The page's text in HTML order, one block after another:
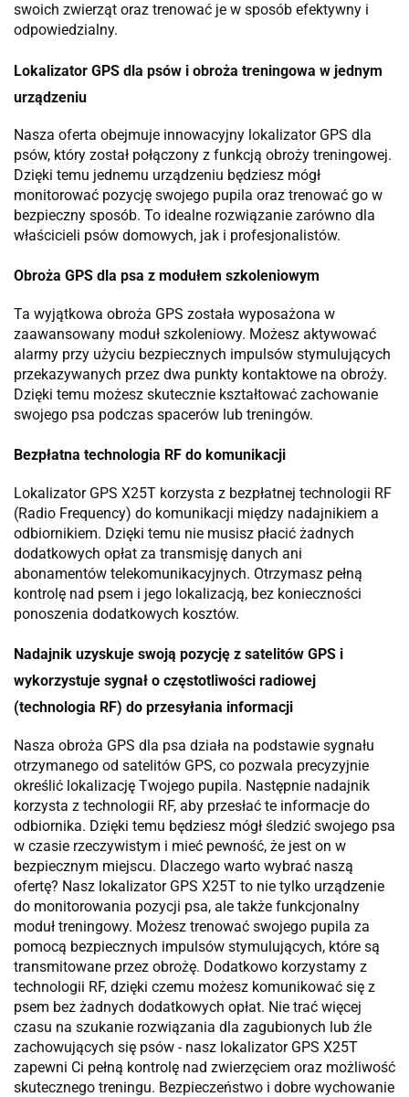
swoich zwierząt oraz trenować je w sposób efektywny i
odpowiedzialny.
Lokalizator GPS dla psów i obroża treningowa w jednym
urządzeniu
Nasza oferta obejmuje innowacyjny lokalizator GPS dla
psów, który został połączony z funkcją obroży treningowej.
Dzięki temu jednemu urządzeniu będziesz mógł
monitorować pozycję swojego pupila oraz trenować go w
bezpieczny sposób. To idealne rozwiązanie zarówno dla
właścicieli psów domowych, jak i profesjonalistów.
Obroża GPS dla psa z modułem szkoleniowym
Ta wyjątkowa obroża GPS została wyposażona w
zaawansowany moduł szkoleniowy. Możesz aktywować
alarmy przy użyciu bezpiecznych impulsów stymulujących
przekazywanych przez dwa punkty kontaktowe na obroży.
Dzięki temu możesz skutecznie kształtować zachowanie
swojego psa podczas spacerów lub treningów.
Bezpłatna technologia RF do komunikacji
Lokalizator GPS X25T korzysta z bezpłatnej technologii RF
(Radio Frequency) do komunikacji między nadajnikiem a
odbiornikiem. Dzięki temu nie musisz płacić żadnych
dodatkowych opłat za transmisję danych ani
abonamentów telekomunikacyjnych. Otrzymasz pełną
kontrolę nad psem i jego lokalizacją, bez konieczności
ponoszenia dodatkowych kosztów.
Nadajnik uzyskuje swoją pozycję z satelitów GPS i
wykorzystuje sygnał o częstotliwości radiowej
(technologia RF) do przesyłania informacji
Nasza obroża GPS dla psa działa na podstawie sygnału
otrzymanego od satelitów GPS, co pozwala precyzyjnie
określić lokalizację Twojego pupila. Następnie nadajnik
korzysta z technologii RF, aby przesłać te informacje do
odbiornika. Dzięki temu będziesz mógł śledzić swojego psa
w czasie rzeczywistym i mieć pewność, że jest on w
bezpiecznym miejscu. Dlaczego warto wybrać naszą
ofertę? Nasz lokalizator GPS X25T to nie tylko urządzenie
do monitorowania pozycji psa, ale także funkcjonalny
moduł treningowy. Możesz trenować swojego pupila za
pomocą bezpiecznych impulsów stymulujących, które są
transmitowane przez obrożę. Dodatkowo korzystamy z
technologii RF, dzięki czemu możesz komunikować się z
psem bez żadnych dodatkowych opłat. Nie trać więcej
czasu na szukanie rozwiązania dla zagubionych lub źle
zachowujących się psów - nasz lokalizator GPS X25T
zapewni Ci pełną kontrolę nad zwierzęciem oraz możliwość
skutecznego treningu. Bezpieczeństwo i dobre wychowanie